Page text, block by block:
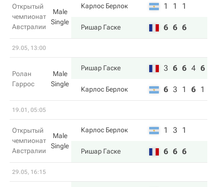
Открытый
чемпионат
Австралии
Male
Single
Карлос Берлок 1 1 1
Ришар Гаске 6 6 6
29.05, 13:00
Ролан
Гаррос
Male
Single
Ришар Гаске 3 6 6 4 6
Карлос Берлок 6 3 1 6 1
19.01, 05:05
Открытый
чемпионат
Австралии
Male
Single
Карлос Берлок 1 3 1
Ришар Гаске 6 6 6
29.05, 16:15